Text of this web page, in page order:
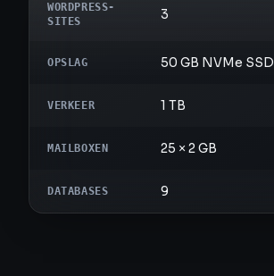
WORDPRESS-
SITES
3
OPSLAG 50 GB NVMe SSD
VERKEER 1 TB
MAILBOXEN 25 × 2 GB
DATABASES 9